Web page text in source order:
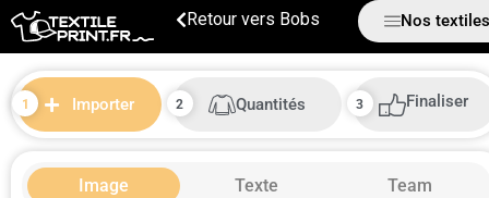
Bobs Nos textiles
Importer Quantités Finaliser
Image Texte Team